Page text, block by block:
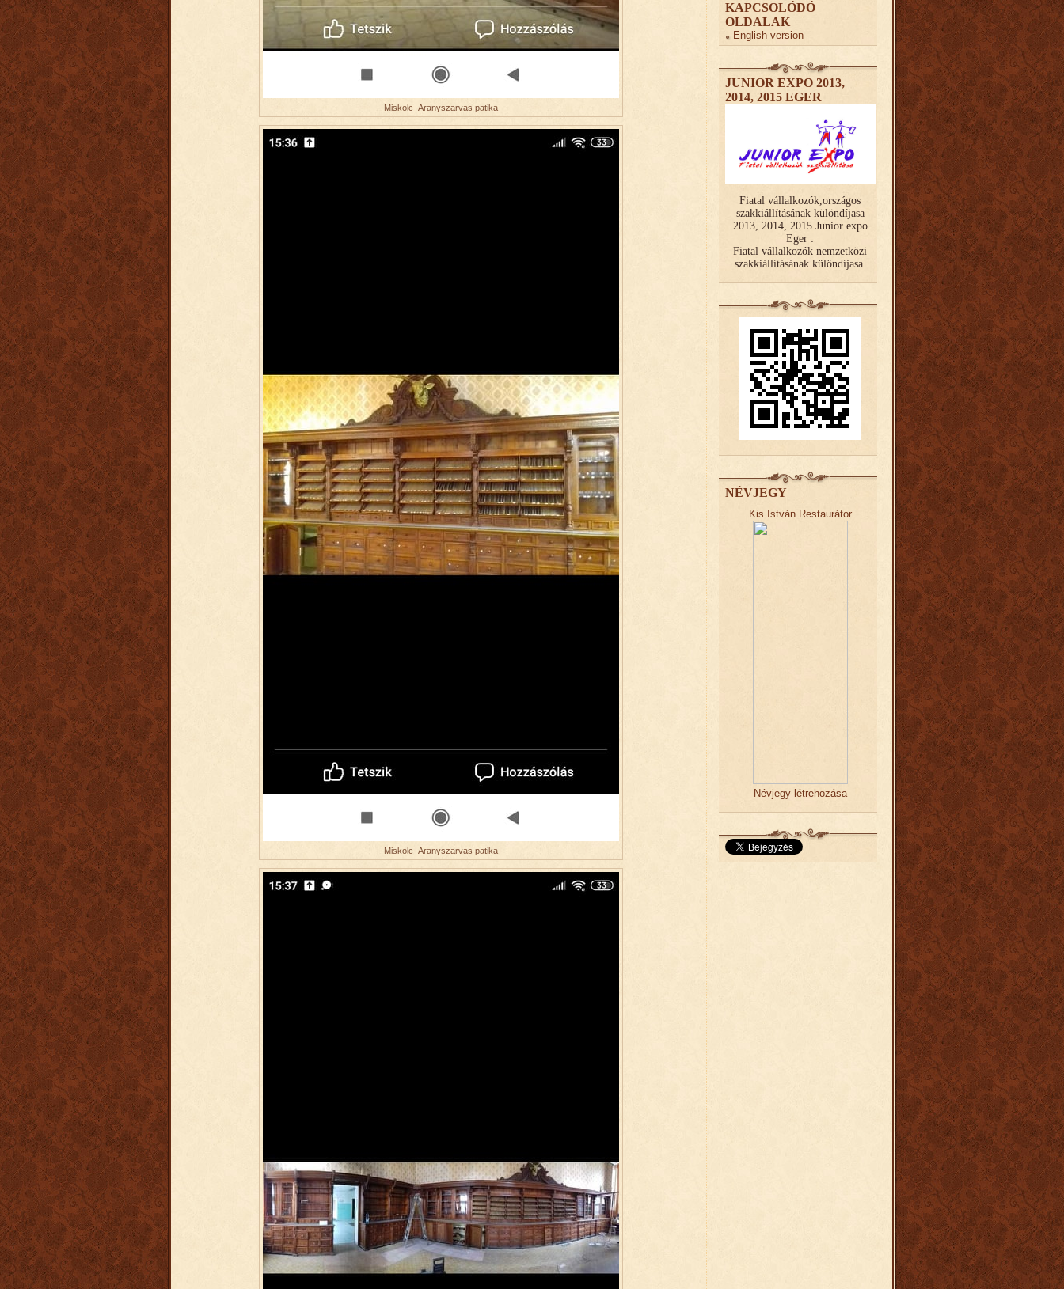
Miskolc- Aranyszarvas patika
Miskolc- Aranyszarvas patika
KAPCSOLÓDÓ
OLDALAK
English version
JUNIOR EXPO 2013,
2014, 2015 EGER
Fiatal vállalkozók,országos
szakkiállításának különdíjasa
2013, 2014, 2015 Junior expo
Eger :
Fiatal vállalkozók nemzetközi
szakkiállításának különdíjasa.
NÉVJEGY
Kis István Restaurátor
Névjegy létrehozása